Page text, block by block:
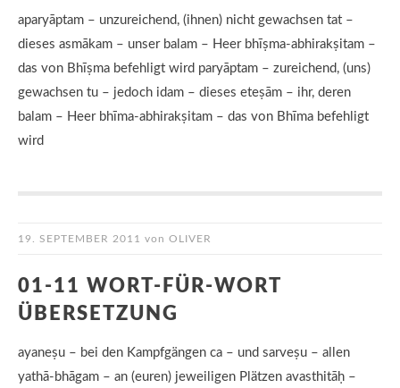
aparyāptam – unzureichend, (ihnen) nicht gewachsen tat –
dieses asmākam – unser balam – Heer bhīṣma-abhirakṣitam –
das von Bhīṣma befehligt wird paryāptam – zureichend, (uns)
gewachsen tu – jedoch idam – dieses eteṣām – ihr, deren
balam – Heer bhīma-abhirakṣitam – das von Bhīma befehligt
wird
19. SEPTEMBER 2011 von OLIVER
01-11 WORT-FÜR-WORT
ÜBERSETZUNG
ayaneṣu – bei den Kampfgängen ca – und sarveṣu – allen
yathā-bhāgam – an (euren) jeweiligen Plätzen avasthitāḥ –